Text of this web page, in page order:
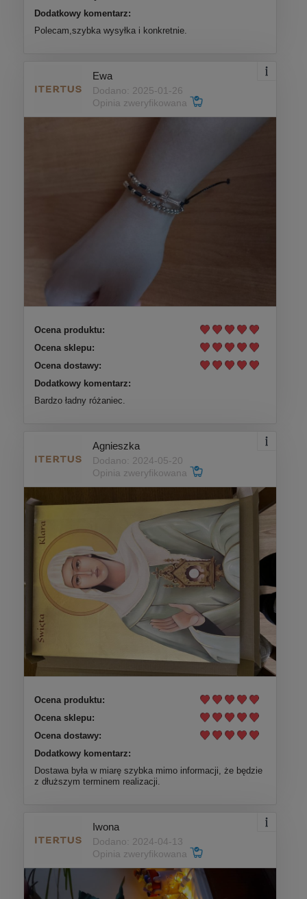
Dodatkowy komentarz:
Polecam,szybka wysyłka i konkretnie.
Ewa
Dodano: 2025-01-26
Opinia zweryfikowana
Ocena produktu:
Ocena sklepu:
Ocena dostawy:
Dodatkowy komentarz:
Bardzo ładny różaniec.
Agnieszka
Dodano: 2024-05-20
Opinia zweryfikowana
Ocena produktu:
Ocena sklepu:
Ocena dostawy:
Dodatkowy komentarz:
Dostawa była w miarę szybka mimo informacji, że będzie
z dłuższym terminem realizacji.
Iwona
Dodano: 2024-04-13
Opinia zweryfikowana